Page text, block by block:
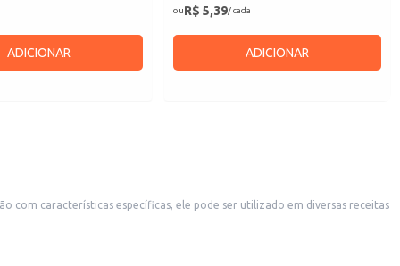
ADICIONAR
ouR$ 5,39/ cada
ADICIONAR
com características específicas, ele pode ser utilizado em diversas receitas